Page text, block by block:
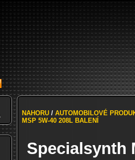
NAHORU / AUTOMOBILOVÉ
MSP 5W-40 208L BALENÍ
Specialsynth